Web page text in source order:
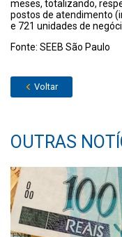
meses, totalizando,
postos de atendimento
e 721 unidades de
Fonte: SEEB São Paulo
Voltar
OUTRAS